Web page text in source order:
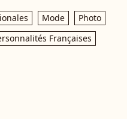
Mode
Photo
Françaises